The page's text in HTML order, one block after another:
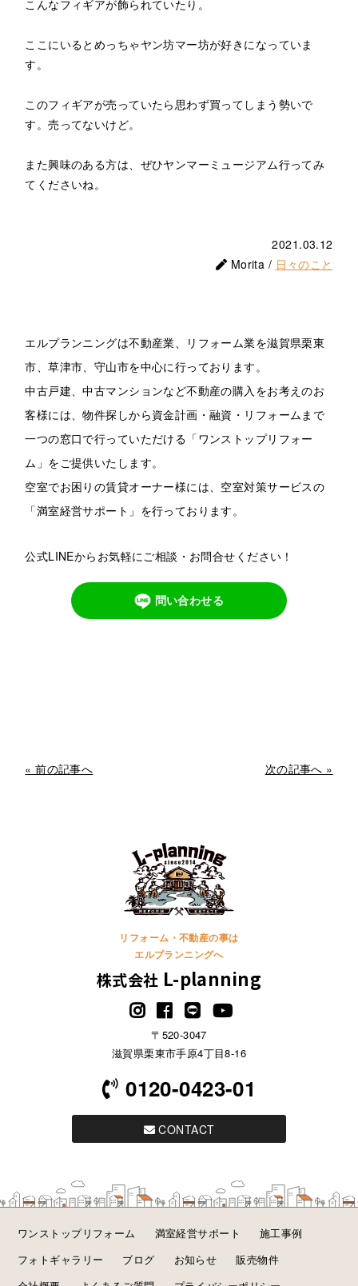
こんなフィギアが飾られていたり。
ここにいるとめっちゃヤン坊マー坊が好きになっていま
す。
このフィギアが売っていたら思わず買ってしまう勢いで
す。売ってないけど。
また興味のある方は、ぜひヤンマーミュージアム行ってみ
てくださいね。
2021.03.12
Morita / 日々のこと
エルプランニングは不動産業、リフォーム業を滋賀県栗東
市、草津市、守山市を中心に行っております。
中古戸建、中古マンションなど不動産の購入をお考えのお
客様には、物件探しから資金計画・融資・リフォームまで
一つの窓口で行っていただける「ワンストップリフォー
ム」をご提供いたします。
空室でお困りの賃貸オーナー様には、空室対策サービスの
「満室経営サポート」を行っております。
公式LINEからお気軽にご相談・お問合せください！
問い合わせる
« 前の記事へ 次の記事へ »
リフォーム・不動産の事は
エルプランニングへ
株式会社 L-planning
〒520-3047
滋賀県栗東市手原4丁目8-16
0120-0423-01
CONTACT
ワンストップリフォーム 満室経営サポート
施工事例
フォトギャラリー
ブログ お知らせ
販売物件